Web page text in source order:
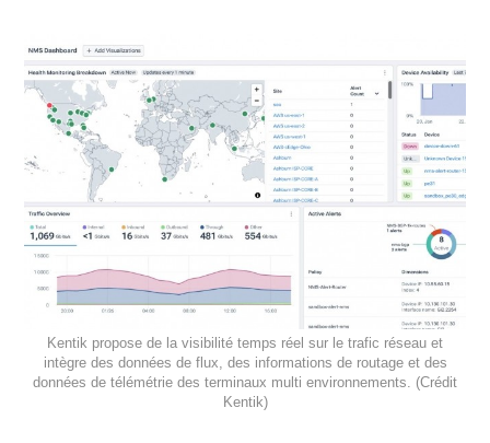
Kentik propose de la visibilité temps réel sur le trafic réseau et
intègre des données de flux, des informations de routage et des
données de télémétrie des terminaux multi environnements. (Crédit
Kentik)